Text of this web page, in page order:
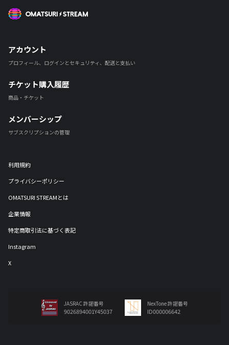
アカウント
プロフィール、ログインとセキュリティ、配送と支払い
チケット購入履歴
商品・チケット
メンバーシップ
サブスクリプションの管理
利用規約
プライバシーポリシー
OMATSURI STREAMとは
企業情報
特定商取引法に基づく表記
Instagram
X
JASRAC 許諾番号
9026894001Y45037
NexTone 許諾番号
ID000006642